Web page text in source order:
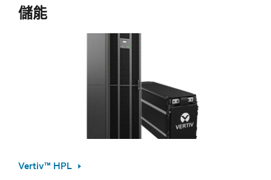
儲能
Vertiv™ HPL